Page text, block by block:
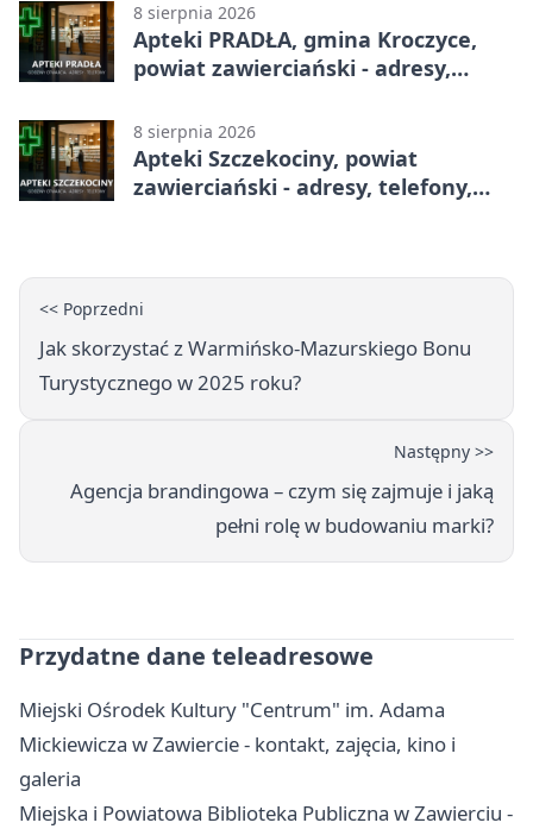
8 sierpnia 2026
Apteki PRADŁA, gmina Kroczyce,
powiat zawierciański - adresy,
8 sierpnia 2026
Apteki Szczekociny, powiat
zawierciański - adresy, telefony,
<< Poprzedni
Jak skorzystać z Warmińsko-Mazurskiego Bonu
Turystycznego w 2025 roku?
Następny >>
Agencja brandingowa – czym się zajmuje i jaką
pełni rolę w budowaniu marki?
Przydatne dane teleadresowe
Miejski Ośrodek Kultury "Centrum" im. Adama
Mickiewicza w Zawiercie - kontakt, zajęcia, kino i
galeria
Miejska i Powiatowa Biblioteka Publiczna w Zawierciu -